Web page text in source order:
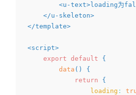
<u-text> loading为
</u-skeleton>
</template>
<script>
export default
{
data ( )
{
return
{
loading :